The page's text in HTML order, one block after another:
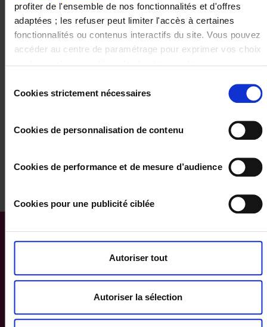
profiter de l'ensemble de nos fonctionnalités et d'offres
adaptées ; les refuser peut limiter l'accès à certaines
fonctionnalités ou contenus interactifs du site. Vous pouvez
accéder au centre de paramétrage pour exprimer vos choix
uniquement sur ce site pour une durée de 6 mois.
Vous pouvez changer d'avis à tout moment en cliquant sur
le bouton "paramétrer les cookies" en bas de chaque page
de notre site.
duCookies strictement nécessaires
Cookies de personnalisation de contenu
Cookies de performance et de mesure d’audience
Cookies pour une publicité ciblée
Autoriser tout
Autoriser la sélection
HORAIRES
Lundi : 12h00 – 20h00
COORDONNEES GPS
longitude : 55.508018